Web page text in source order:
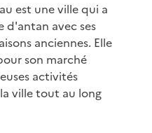
est une ville qui a
d'antan avec ses
anciennes. Elle
son marché
activités
ville tout au long